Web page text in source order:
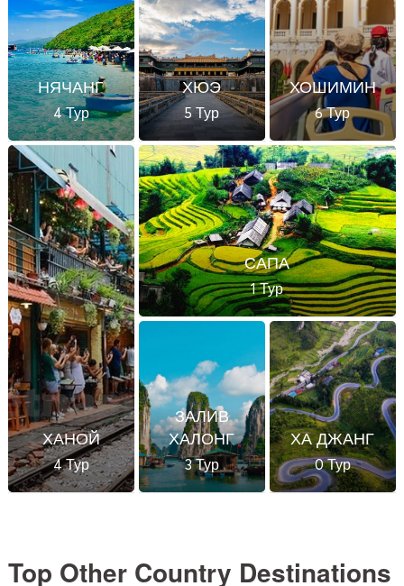
ХОШИМИН
6 Тур
НЯЧАНГ
4 Тур
ХЮЭ
5 Тур
ЗАЛИВ
ХАЛОНГ
3 Тур
ХАНОЙ
4 Тур
САПА
1 Тур
ХА ДЖАНГ
0 Тур
Top Other Country Destinations